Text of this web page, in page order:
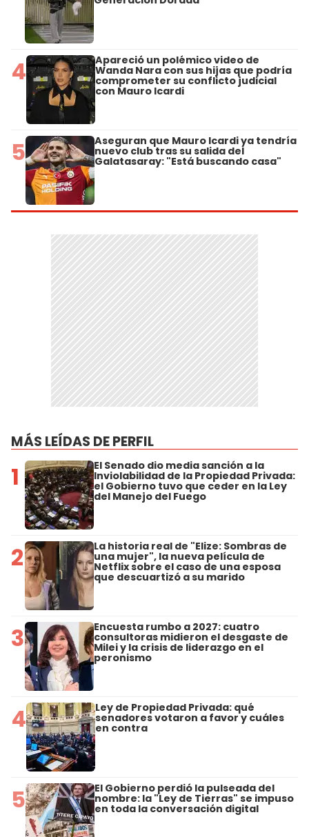
4 Apareció un polémico video de
Wanda Nara con sus hijas que podría
comprometer su conflicto judicial
con Mauro Icardi
5 Aseguran que Mauro Icardi ya tendría
nuevo club tras su salida del
Galatasaray: "Está buscando casa"
MÁS LEÍDAS DE PERFIL
1 El Senado dio media sanción a la
Inviolabilidad de la Propiedad Privada:
el Gobierno tuvo que ceder en la Ley
del Manejo del Fuego
2 La historia real de "Elize: Sombras de
una mujer", la nueva película de
Netflix sobre el caso de una esposa
que descuartizó a su marido
3 Encuesta rumbo a 2027: cuatro
consultoras midieron el desgaste de
Milei y la crisis de liderazgo en el
peronismo
4 Ley de Propiedad Privada: qué
senadores votaron a favor y cuáles
en contra
5 El Gobierno perdió la pulseada del
nombre: la "Ley de Tierras" se impuso
en toda la conversación digital